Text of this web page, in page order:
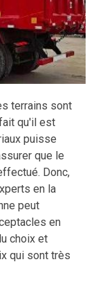
terrains sont
qu'il est
puisse
que le
Donc,
en la
peut
en
choix et
qui sont très